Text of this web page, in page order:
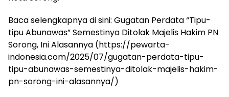
Baca selengkapnya di sini: Gugatan Perdata “Tipu-
tipu Abunawas” Semestinya Ditolak Majelis Hakim PN
Sorong, Ini Alasannya (https://pewarta-
indonesia.com/2025/07/gugatan-perdata-tipu-
tipu-abunawas-semestinya-ditolak-majelis-hakim-
pn-sorong-ini-alasannya/)